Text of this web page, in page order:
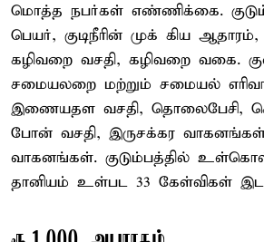
மொத்த நபர்கள் எண்ணிக்கை.
பெயர், குடிநீரின் முக் கிய ஆதாரம்,
கழிவறை வசதி, கழிவறை வகை.
சமையலறை மற்றும் சமையல்
இணையதள வசதி, தொலைபேசி,
போன் வசதி, இருசக்கர
வாகனங்கள். குடும்பத்தில்
தானியம் உள்பட 33 கேள்விகள்